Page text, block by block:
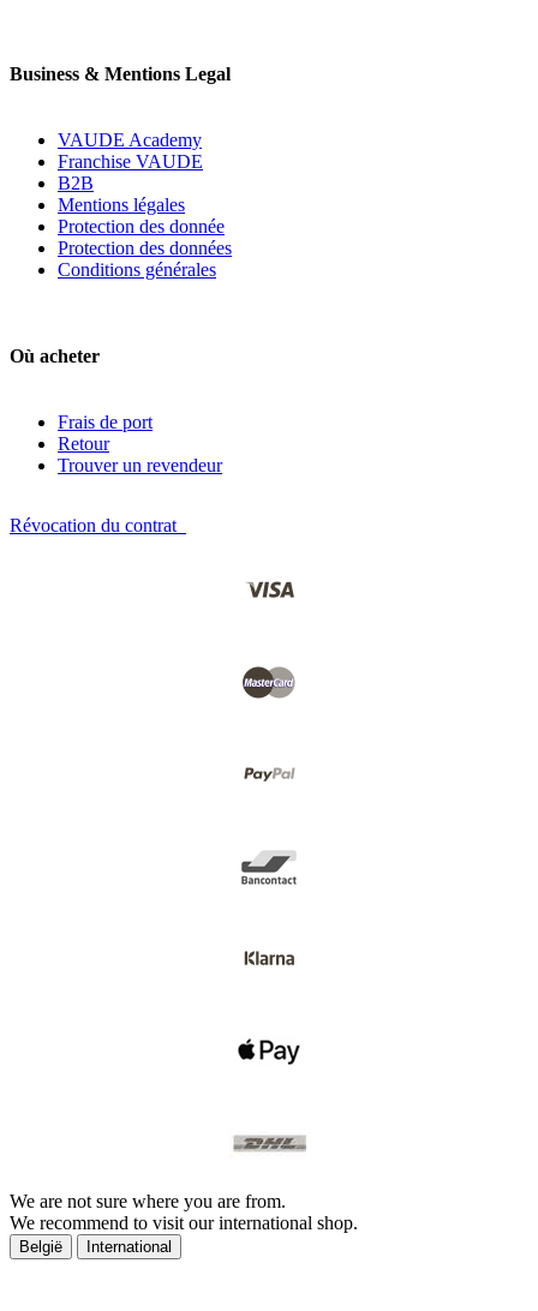
Business & Mentions Legal
VAUDE Academy
Franchise VAUDE
B2B
Mentions légales
Protection des donnée
Protection des données
Conditions générales
Où acheter
Frais de port
Retour
Trouver un revendeur
Révocation du contrat
We are not sure where you are from.
We recommend to visit our international shop.
België International